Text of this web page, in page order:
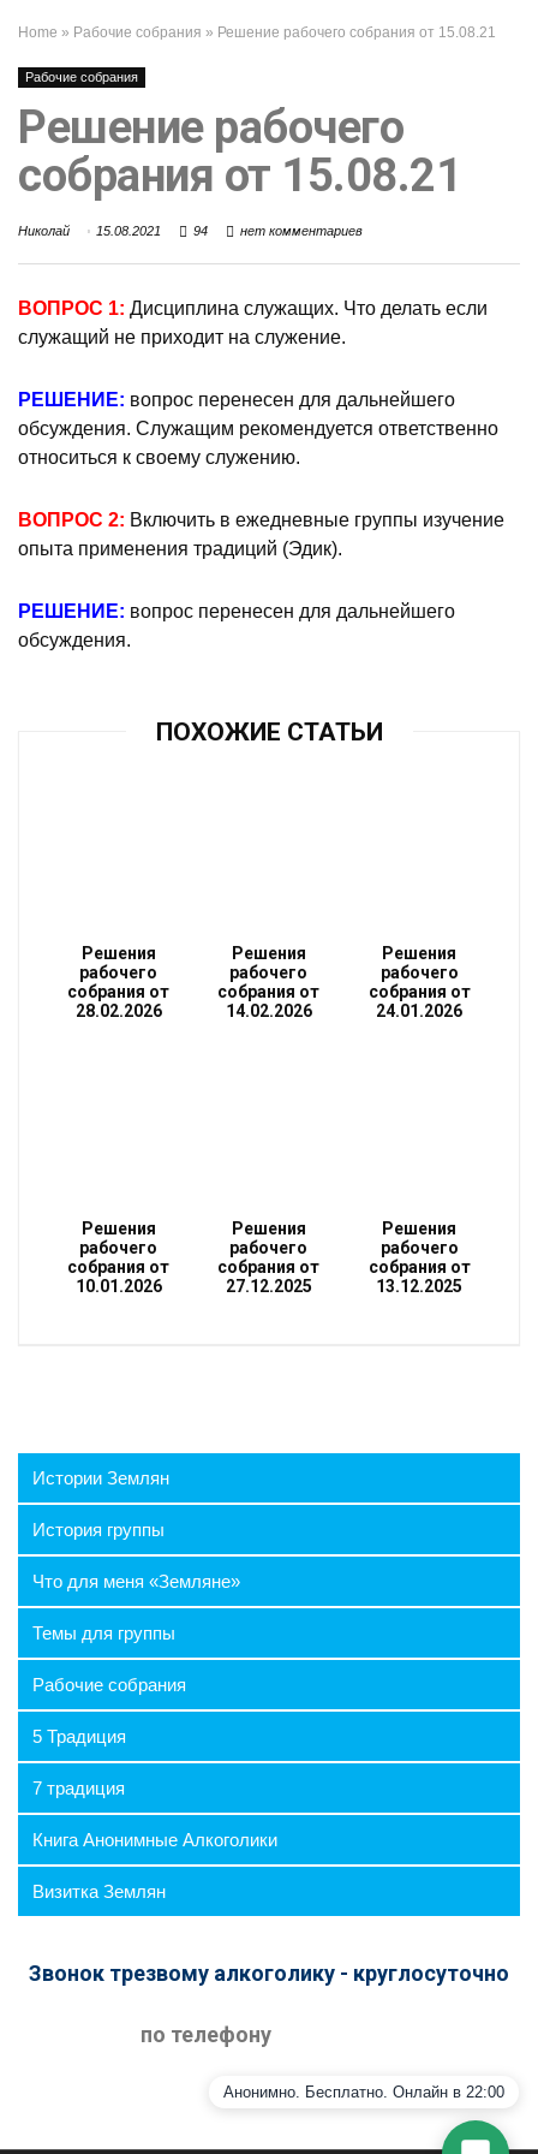
Home » Рабочие собрания » Решение рабочего собрания от 15.08.21
Рабочие собрания
Решение рабочего
собрания от 15.08.21
Николай 15.08.2021 94 нет комментариев
ВОПРОС 1: Дисциплина служащих. Что делать если
служащий не приходит на служение.
РЕШЕНИЕ: вопрос перенесен для дальнейшего
обсуждения. Служащим рекомендуется ответственно
относиться к своему служению.
ВОПРОС 2: Включить в ежедневные группы изучение
опыта применения традиций (Эдик).
РЕШЕНИЕ: вопрос перенесен для дальнейшего
обсуждения.
ПОХОЖИЕ СТАТЬИ
Решения
рабочего
собрания от
28.02.2026
Решения
рабочего
собрания от
14.02.2026
Решения
рабочего
собрания от
24.01.2026
Решения
рабочего
собрания от
10.01.2026
Решения
рабочего
собрания от
27.12.2025
Решения
рабочего
собрания от
13.12.2025
Истории Землян
История группы
Что для меня «Земляне»
Темы для группы
Рабочие собрания
5 Традиция
7 традиция
Книга Анонимные Алкоголики
Визитка Землян
Звонок трезвому алкоголику - круглосуточно
по телефону
в соответствии с
конфиденциальности
Анонимно. Бесплатно. Онлайн в 22:00